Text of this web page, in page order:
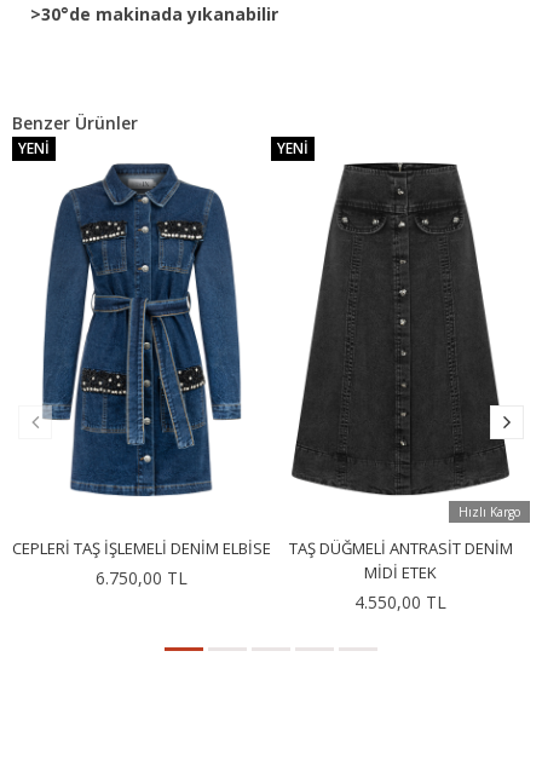
>30°de makinada yıkanabilir
Benzer Ürünler
CEPLERI TAŞ İŞLEMELI DENIM ELBISE
6.750,00 TL
YENI
Hızlı Kargo
TAŞ DÜĞMELI ANTRASIT DENIM
MIDI ETEK
4.550,00 TL
YENI